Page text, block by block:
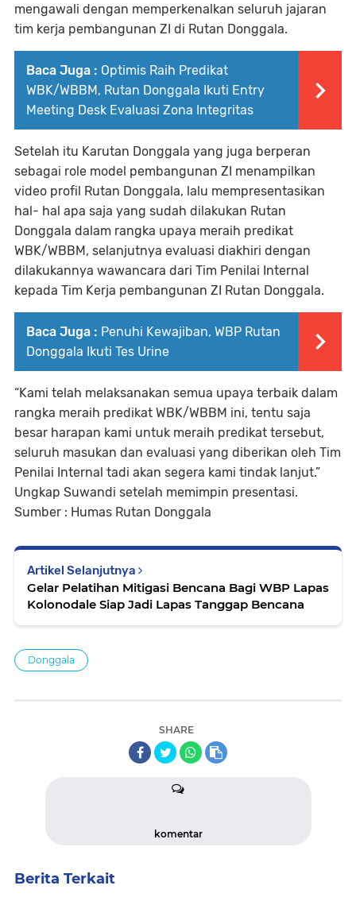
mengawali dengan memperkenalkan seluruh jajaran
tim kerja pembangunan ZI di Rutan Donggala.
Baca Juga : Optimis Raih Predikat
WBK/WBBM, Rutan Donggala Ikuti Entry
Meeting Desk Evaluasi Zona Integritas
Setelah itu Karutan Donggala yang juga berperan
sebagai role model pembangunan ZI menampilkan
video profil Rutan Donggala, lalu mempresentasikan
hal- hal apa saja yang sudah dilakukan Rutan
Donggala dalam rangka upaya meraih predikat
WBK/WBBM, selanjutnya evaluasi diakhiri dengan
dilakukannya wawancara dari Tim Penilai Internal
kepada Tim Kerja pembangunan ZI Rutan Donggala.
Baca Juga : Penuhi Kewajiban, WBP Rutan
Donggala Ikuti Tes Urine
“Kami telah melaksanakan semua upaya terbaik dalam
rangka meraih predikat WBK/WBBM ini, tentu saja
besar harapan kami untuk meraih predikat tersebut,
seluruh masukan dan evaluasi yang diberikan oleh Tim
Penilai Internal tadi akan segera kami tindak lanjut.”
Ungkap Suwandi setelah memimpin presentasi.
Sumber : Humas Rutan Donggala
Artikel Selanjutnya
Gelar Pelatihan Mitigasi Bencana Bagi WBP Lapas
Kolonodale Siap Jadi Lapas Tanggap Bencana
Donggala
SHARE
komentar
Berita Terkait